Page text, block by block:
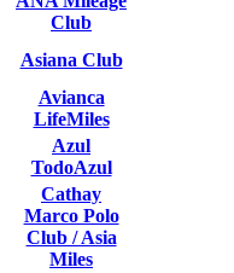
Club
Asiana Club
Avianca
LifeMiles
Azul
TodoAzul
Cathay
Marco Polo
Club / Asia
Miles